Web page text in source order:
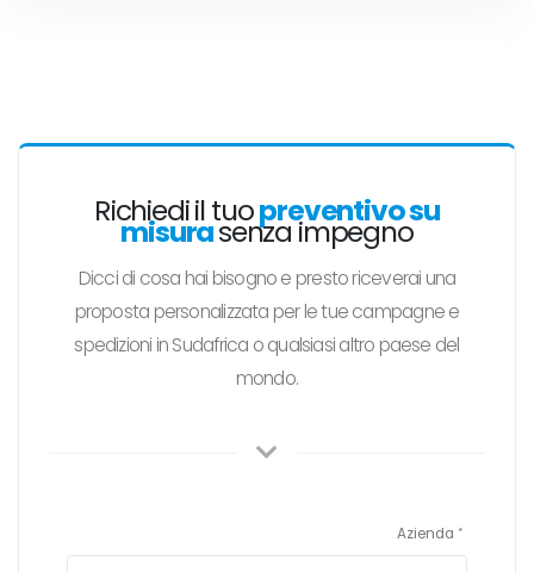
Richiedi il tuopreventivo su
misurasenza impegno
Dicci di cosa hai bisogno e presto riceverai una
proposta personalizzata per le tue campagne e
spedizioni in Sudafrica o qualsiasi altro paese del
mondo.
Azienda